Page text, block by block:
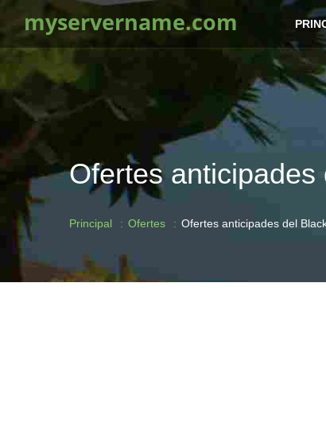
myservername.com
Ofertes
Principal Ofertes Ofertes anticipades del